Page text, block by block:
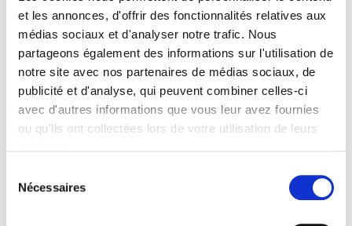
et les annonces, d'offrir des fonctionnalités relatives aux
médias sociaux et d'analyser notre trafic. Nous
partageons également des informations sur l'utilisation de
notre site avec nos partenaires de médias sociaux, de
publicité et d'analyse, qui peuvent combiner celles-ci
avec d'autres informations que vous leur avez fournies
ou qu'ils ont collectées lors de votre utilisation de leurs
Nécessaires
Gai Monografikoak